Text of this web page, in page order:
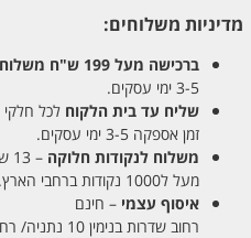
מדיניות משלוחים:
ברכישה מעל 199 ש"ח
3-5 ימי עסקים.
שליח עד בית הלקוח לכל חלקי
זמן אספקה 3-5 ימי עסקים.
משלוח לנקודות חלוקה – 13 ש"ח
מעל ל1000 נקודות ברחבי הארץ. זמן אספקה 5-8 ימי עסקים.
איסוף עצמי – חינם
רחוב שדרות בנימין 10 נתניה/ רחוב פנקס 12 נתניה – לבחירתכם